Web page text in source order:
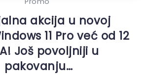
akcija u novoj
11 Pro već od 12
Još povoljniji u
pakovanju…